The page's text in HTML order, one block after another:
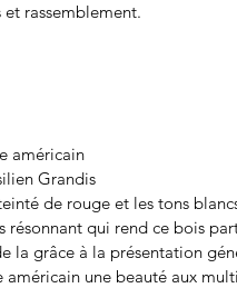
rassemblement.
américain
Grandis
de rouge et les tons
résonnant qui rend ce bois
la grâce à la présentation
américain une beauté aux